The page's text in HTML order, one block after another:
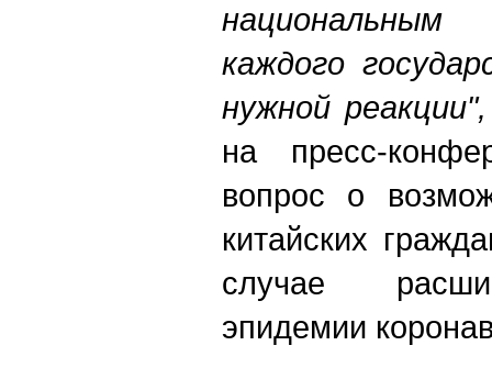
национальным
каждого
нужной
на пресс-
вопрос о
китайских
случае
эпидемии